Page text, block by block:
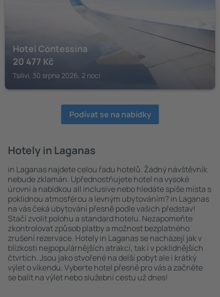
Hotel Contessina
20 477 Kč
Tsilivi, 30 srpna 2026, 2 noci
Podívat se na nabídky
Hotely in Laganas
in Laganas najdete celou řadu hotelů. Žádný návštěvník
nebude zklamán. Upřednostňujete hotel na vysoké
úrovni a nabídkou all inclusive nebo hledáte spíše místa s
poklidnou atmosférou a levným ubytováním? in Laganas
na vás čeká ubytování přesně podle vašich představ!
Stačí zvolit polohu a standard hotelu. Nezapomeňte
zkontrolovat způsob platby a možnost bezplatného
zrušení rezervace. Hotely in Laganas se nacházejí jak v
blízkosti nejpopulárnějších atrakcí, tak i v poklidnějších
čtvrtích. Jsou jako stvořené na delší pobyt ale i krátký
výlet o víkendu. Vyberte hotel přesně pro vás a začněte
se balit na výlet nebo služební cestu už dnes!